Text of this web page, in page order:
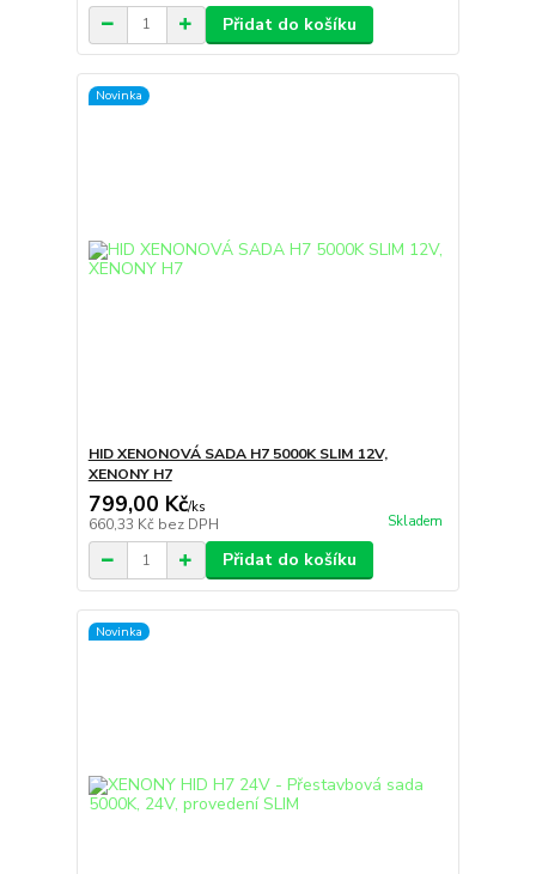
Přidat do košíku
Novinka
HID XENONOVÁ SADA H7 5000K SLIM 12V,
XENONY H7
799,00 Kč/ks
660,33 Kč bez DPH Skladem
Přidat do košíku
Novinka